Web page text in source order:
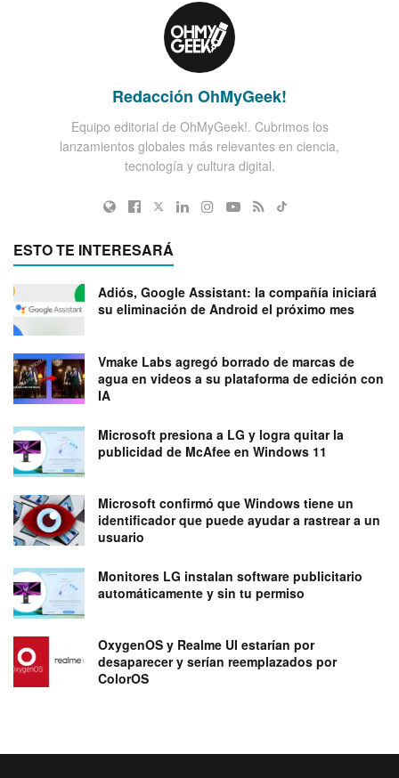
Redacción OhMyGeek!
Equipo editorial de OhMyGeek!. Cubrimos los
lanzamientos globales más relevantes en ciencia,
tecnología y cultura digital.
ESTO TE INTERESARÁ
Adiós, Google Assistant: la compañía iniciará
su eliminación de Android el próximo mes
Vmake Labs agregó borrado de marcas de
agua en videos a su plataforma de edición con
IA
Microsoft presiona a LG y logra quitar la
publicidad de McAfee en Windows 11
Microsoft confirmó que Windows tiene un
identificador que puede ayudar a rastrear a un
usuario
Monitores LG instalan software publicitario
automáticamente y sin tu permiso
OxygenOS y Realme UI estarían por
desaparecer y serían reemplazados por
ColorOS